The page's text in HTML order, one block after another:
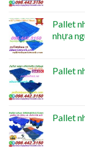
Pallet
nhựa
Pallet
Pallet